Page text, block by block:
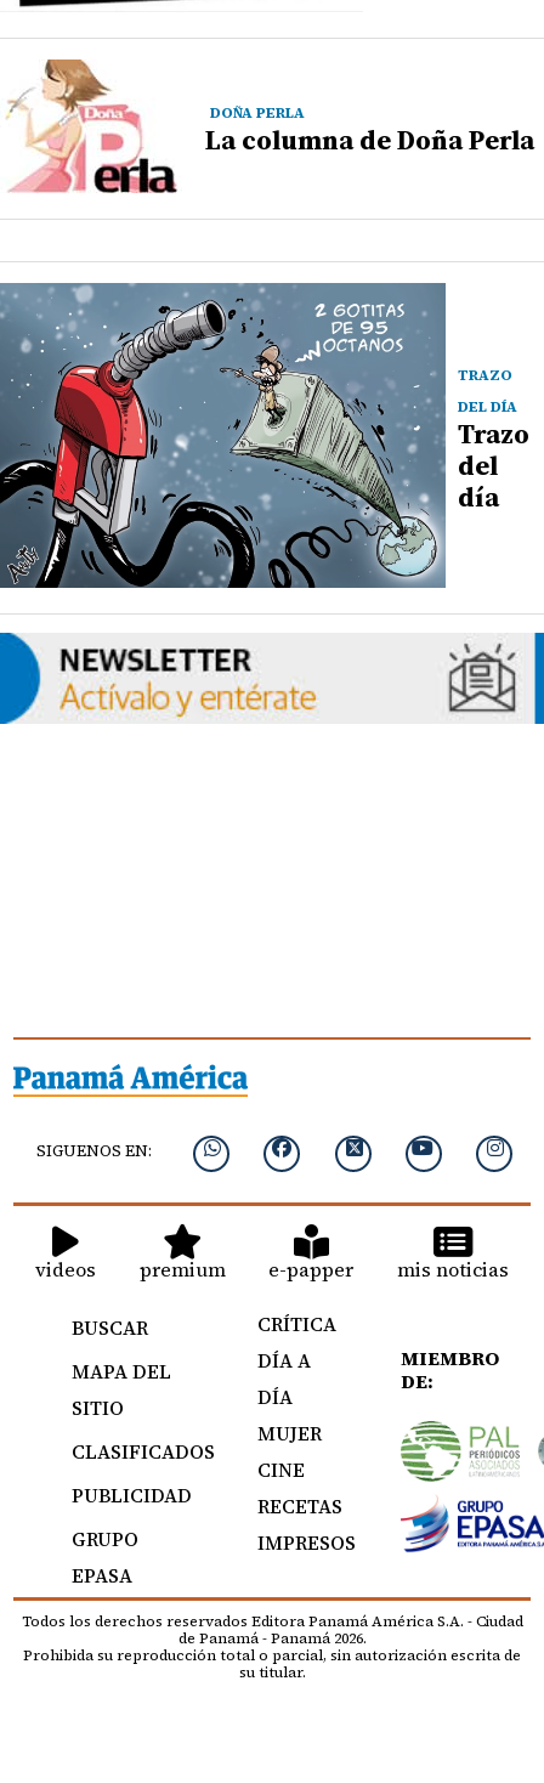
DOÑA PERLA
La columna de Doña Perla
TRAZO
DEL DÍA
Trazo
del
día
SIGUENOS EN:
videos premium e-papper mis noticias
BUSCAR
MAPA DEL
SITIO
CLASIFICADOS
PUBLICIDAD
GRUPO
EPASA
CRÍTICA
DÍA A
DÍA
MUJER
CINE
RECETAS
IMPRESOS
MIEMBRO
DE:
Todos los derechos reservados Editora Panamá América S.A. - Ciudad
de Panamá - Panamá 2026.
Prohibida su reproducción total o parcial, sin autorización escrita de
su titular.